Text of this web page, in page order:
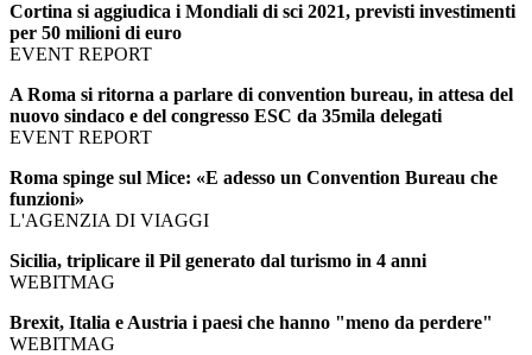
Cortina si aggiudica i Mondiali di sci 2021, previsti investimenti
per 50 milioni di euro
EVENT REPORT
A Roma si ritorna a parlare di convention bureau, in attesa del
nuovo sindaco e del congresso ESC da 35mila delegati
EVENT REPORT
Roma spinge sul Mice: «E adesso un Convention Bureau che
funzioni»
L'AGENZIA DI VIAGGI
Sicilia, triplicare il Pil generato dal turismo in 4 anni
WEBITMAG
Brexit, Italia e Austria i paesi che hanno "meno da perdere"
WEBITMAG